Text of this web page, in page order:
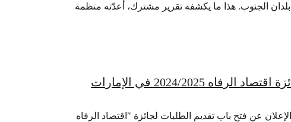
الجنوب. هذا ما يكشفه تقرير مشترك، أعدّته منظمة
جائزة غرينبيس الشرق الأوسط وشمال أفريقيا: جائزة اقتصاد الرفاه 2024/2025 في الإمارات
عن فتح باب تقديم الطلبات لجائزة "اقتصاد الرفاه